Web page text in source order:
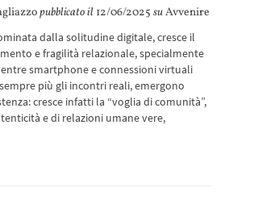
pubblicato il 12/06/2025suAvvenire
dalla solitudine digitale, cresce il
e fragilità relazionale, specialmente
smartphone e connessioni virtuali
più gli incontri reali, emergono
cresce infatti la “voglia di comunità”,
e di relazioni umane vere,